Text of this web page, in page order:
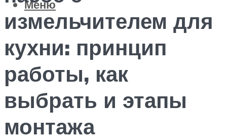
Меню
измельчителем для
кухни: принцип
работы, как
выбрать и этапы
монтажа